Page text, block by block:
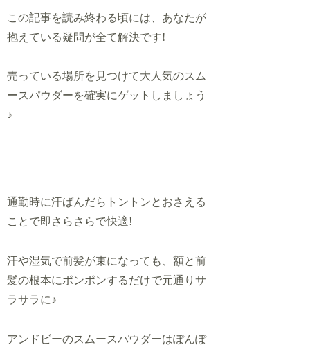
この記事を読み終わる頃には、あなたが
抱えている疑問が全て解決です!
売っている場所を見つけて大人気のスム
ースパウダーを確実にゲットしましょう
♪
通勤時に汗ばんだらトントンとおさえる
ことで即さらさらで快適!
汗や湿気で前髪が束になっても、額と前
髪の根本にポンポンするだけで元通りサ
ラサラに♪
アンドビーのスムースパウダーはぽんぽ